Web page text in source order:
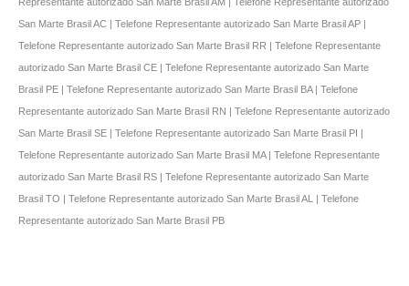
San Marte Brasil AC | Telefone Representante autorizado San Marte Brasil AP |
Telefone Representante autorizado San Marte Brasil RR | Telefone Representante
autorizado San Marte Brasil CE | Telefone Representante autorizado San Marte
Brasil PE | Telefone Representante autorizado San Marte Brasil BA | Telefone
Representante autorizado San Marte Brasil RN | Telefone Representante autorizado
San Marte Brasil SE | Telefone Representante autorizado San Marte Brasil PI |
Telefone Representante autorizado San Marte Brasil MA | Telefone Representante
autorizado San Marte Brasil RS | Telefone Representante autorizado San Marte
Brasil TO | Telefone Representante autorizado San Marte Brasil AL | Telefone
Representante autorizado San Marte Brasil PB